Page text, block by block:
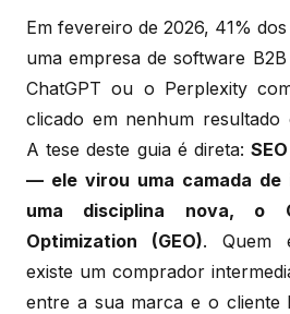
Em fevereiro de 2026, 41%
uma empresa de software
ChatGPT ou o Perplexity
clicado em nenhum resultado
A tese deste guia é direta:
— ele virou uma camada de
uma disciplina nova, o
Optimization (GEO). Quem
existe um comprador
entre a sua marca e o cliente